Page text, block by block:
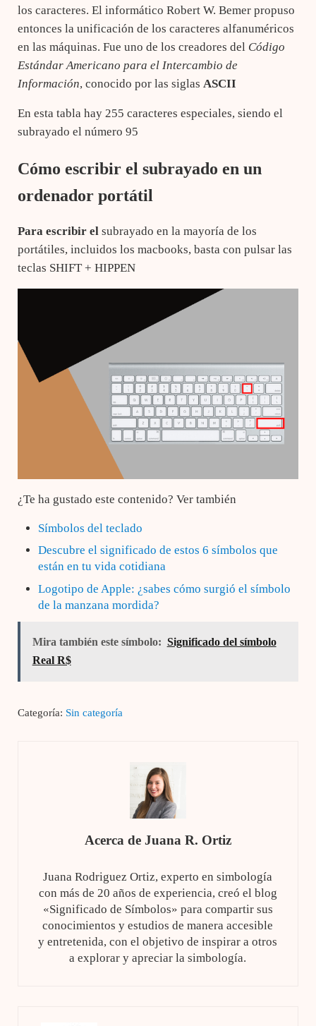
los caracteres. El informático Robert W. Bemer propuso
entonces la unificación de los caracteres alfanuméricos
en las máquinas. Fue uno de los creadores del Código
Estándar Americano para el Intercambio de
Información, conocido por las siglas ASCII
En esta tabla hay 255 caracteres especiales, siendo el
subrayado el número 95
Cómo escribir el subrayado en un
ordenador portátil
Para escribir el subrayado en la mayoría de los
portátiles, incluidos los macbooks, basta con pulsar las
teclas SHIFT + HIPPEN
¿Te ha gustado este contenido? Ver también
Símbolos del teclado
Descubre el significado de estos 6 símbolos que
están en tu vida cotidiana
Logotipo de Apple: ¿sabes cómo surgió el símbolo
de la manzana mordida?
Mira también este símbolo: Significado del símbolo
Real R$
Categoría: Sin categoría
Acerca de Juana R. Ortiz
Juana Rodriguez Ortiz, experto en simbología
con más de 20 años de experiencia, creó el blog
«Significado de Símbolos» para compartir sus
conocimientos y estudios de manera accesible
y entretenida, con el objetivo de inspirar a otros
a explorar y apreciar la simbología.